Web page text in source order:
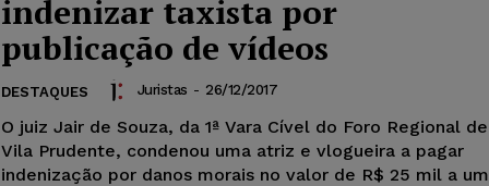
indenizar taxista por
publicação de vídeos
DESTAQUES Juristas - 26/12/2017
O juiz Jair de Souza, da 1ª Vara Cível do Foro Regional de
Vila Prudente, condenou uma atriz e vlogueira a pagar
indenização por danos morais no valor de R$ 25 mil a um